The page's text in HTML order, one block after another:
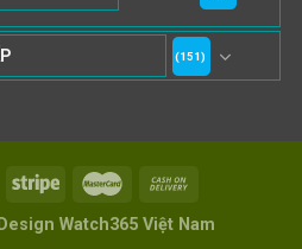
(151)
Design Watch365 Việt Nam